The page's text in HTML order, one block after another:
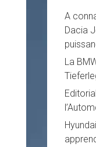
A
Dacia
La